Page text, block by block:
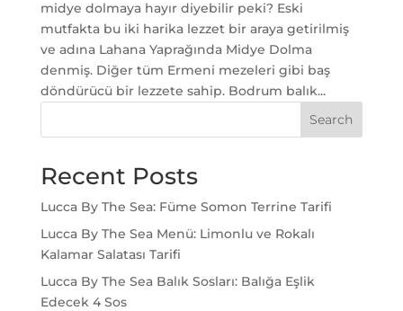
midye dolmaya hayır diyebilir peki? Eski
mutfakta bu iki harika lezzet bir araya getirilmiş
ve adına Lahana Yaprağında Midye Dolma
denmiş. Diğer tüm Ermeni mezeleri gibi baş
döndürücü bir lezzete sahip. Bodrum balık...
Search
Recent Posts
Lucca By The Sea: Füme Somon Terrine Tarifi
Lucca By The Sea Menü: Limonlu ve Rokalı
Kalamar Salatası Tarifi
Lucca By The Sea Balık Sosları: Balığa Eşlik
Edecek 4 Sos